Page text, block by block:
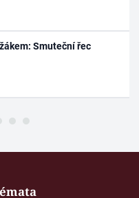
Smuteční řec